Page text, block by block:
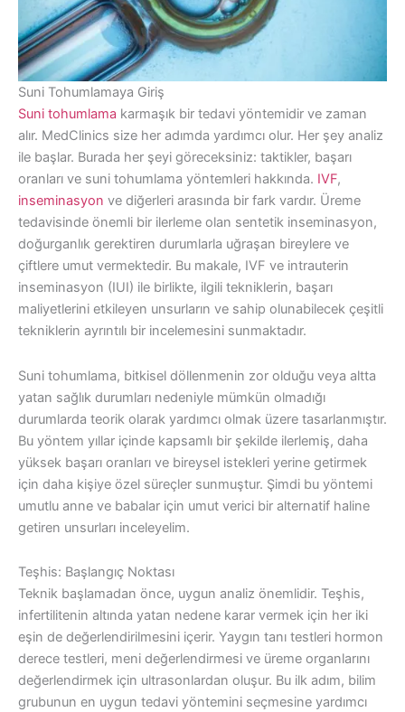
Suni Tohumlamaya Giriş
Suni tohumlama karmaşık bir tedavi yöntemidir ve zaman
alır. MedClinics size her adımda yardımcı olur. Her şey analiz
ile başlar. Burada her şeyi göreceksiniz: taktikler, başarı
oranları ve suni tohumlama yöntemleri hakkında. IVF,
inseminasyon ve diğerleri arasında bir fark vardır. Üreme
tedavisinde önemli bir ilerleme olan sentetik inseminasyon,
doğurganlık gerektiren durumlarla uğraşan bireylere ve
çiftlere umut vermektedir. Bu makale, IVF ve intrauterin
inseminasyon (IUI) ile birlikte, ilgili tekniklerin, başarı
maliyetlerini etkileyen unsurların ve sahip olunabilecek çeşitli
tekniklerin ayrıntılı bir incelemesini sunmaktadır.
Suni tohumlama, bitkisel döllenmenin zor olduğu veya altta
yatan sağlık durumları nedeniyle mümkün olmadığı
durumlarda teorik olarak yardımcı olmak üzere tasarlanmıştır.
Bu yöntem yıllar içinde kapsamlı bir şekilde ilerlemiş, daha
yüksek başarı oranları ve bireysel istekleri yerine getirmek
için daha kişiye özel süreçler sunmuştur. Şimdi bu yöntemi
umutlu anne ve babalar için umut verici bir alternatif haline
getiren unsurları inceleyelim.
Teşhis: Başlangıç Noktası
Teknik başlamadan önce, uygun analiz önemlidir. Teşhis,
infertilitenin altında yatan nedene karar vermek için her iki
eşin de değerlendirilmesini içerir. Yaygın tanı testleri hormon
derece testleri, meni değerlendirmesi ve üreme organlarını
değerlendirmek için ultrasonlardan oluşur. Bu ilk adım, bilim
grubunun en uygun tedavi yöntemini seçmesine yardımcı